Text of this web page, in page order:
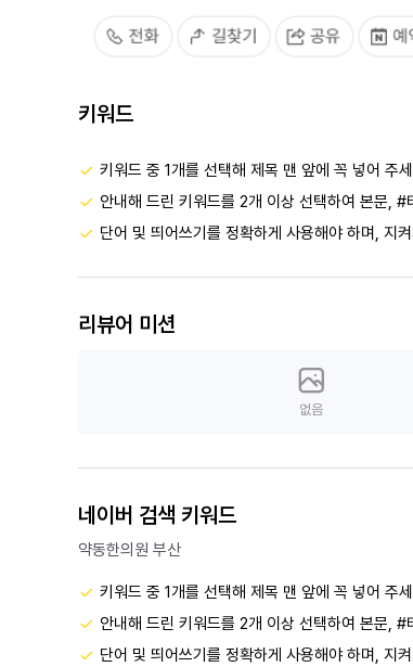
키워드
키워드 중 1개를 선택해 제목 맨 앞에 꼭 넣어 주
안내해 드린 키워드를 2개 이상 선택하여 본문,
단어 및 띄어쓰기를 정확하게 사용해야 하며, 지
리뷰어 미션
없음
네이버 검색 키워드
약동한의원 부산
키워드 중 1개를 선택해 제목 맨 앞에 꼭 넣어 주
안내해 드린 키워드를 2개 이상 선택하여 본문,
단어 및 띄어쓰기를 정확하게 사용해야 하며, 지